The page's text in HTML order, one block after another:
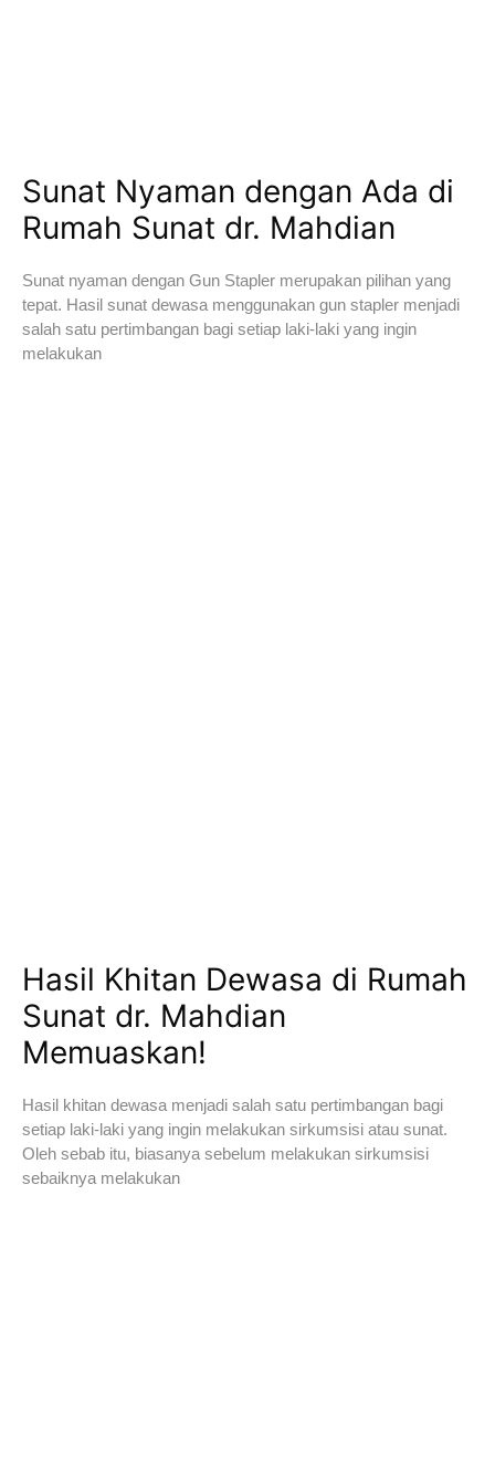
Sunat Nyaman dengan Ada di
Rumah Sunat dr. Mahdian
Sunat nyaman dengan Gun Stapler merupakan pilihan yang
tepat. Hasil sunat dewasa menggunakan gun stapler menjadi
salah satu pertimbangan bagi setiap laki-laki yang ingin
melakukan
Hasil Khitan Dewasa di Rumah
Sunat dr. Mahdian
Memuaskan!
Hasil khitan dewasa menjadi salah satu pertimbangan bagi
setiap laki-laki yang ingin melakukan sirkumsisi atau sunat.
Oleh sebab itu, biasanya sebelum melakukan sirkumsisi
sebaiknya melakukan